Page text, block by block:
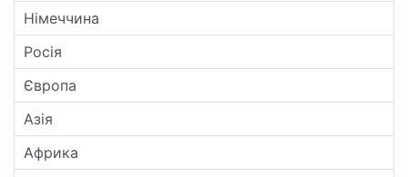
Німеччина
Росія
Європа
Азія
Африка